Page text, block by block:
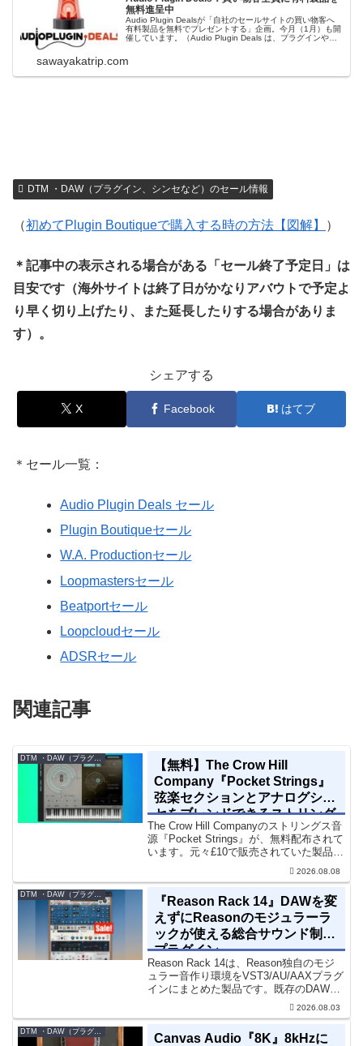
無料進呈中
Audio Plugin Dealsが「自社のセールサイトの買い物客へ
有料製品を無料でプレゼントする」企画。今月（1月）も開
催しています。（Audio Plugin Deals は、プラグインや音
sawayakatrip.com
DTM ・DAW（プラグイン、シンセなど）のセール情報
（初めてPlugin Boutiqueで購入する時の方法【図解】 ）
＊記事中の表示される場合がある「セール終了予定日」は
目安です（海外サイトは終了日がかなりアバウトで予定よ
り早く切り上げたり、また延長したりする場合がありま
す）。
シェアする
X Facebook はてブ
＊セール一覧：
Audio Plugin Deals セール
Plugin Boutiqueセール
W.A. Productionセール
Loopmastersセール
Beatportセール
Loopcloudセール
ADSRセール
関連記事
DTM ・DAW（プラグイン、シンセなど）のセール情報
【無料】The Crow Hill
Company『Pocket Strings』
弦楽セクションとアナログシン
セをブレンドできるストリング
ス音源プラグイン
The Crow Hill Companyのストリングス音
源『Pocket Strings』が、無料配布されて
います。元々£10で販売されていた製品で
す。『Pocket Strings』についてPocket
2026.08.08
DTM ・DAW（プラグイン、シンセなど）のセール情報
『Reason Rack 14』DAWを変
えずにReasonのモジュラーラ
ックが使える総合サウンド制作
プラグイン
Reason Rack 14は、Reason独自のモジ
ュラー音作り環境をVST3/AU/AAXプラグ
インにまとめた製品です。既存のDAWを
乗り換えることなく、68種類のシンセや
2026.08.03
Canvas Audio『8K』8kHzに